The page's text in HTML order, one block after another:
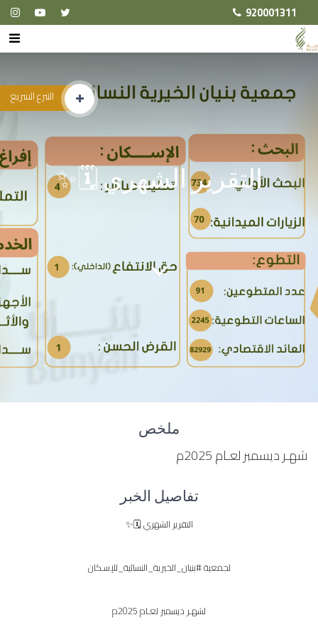
920001311
التبرع السريع
التقرير الشهري 🗓✨
ملخص
شهـر ديسمبر لعـام 2025م
تفاصيل الخبر
التقرير الشهري 🗓✨
لجمعية #بنيان_الخيرية_النسائية_للإسـكان
لشهـر ديسمبر لعـام 2025م